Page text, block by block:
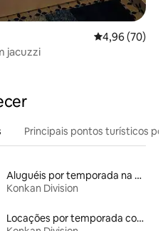
4,96 de uma
4,96 (70)
jacuzzi
Principais pontos turísticos
Aluguéis por temporada na orla
Konkan Division
Locações por temporada com piscina